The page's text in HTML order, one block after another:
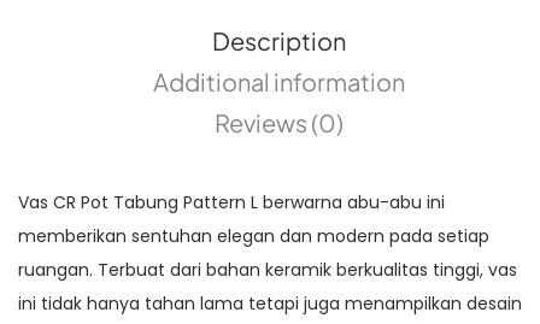
Description
Additional information
Reviews (0)
Vas CR Pot Tabung Pattern L berwarna abu-abu ini
memberikan sentuhan elegan dan modern pada setiap
ruangan. Terbuat dari bahan keramik berkualitas tinggi, vas
ini tidak hanya tahan lama tetapi juga menampilkan desain